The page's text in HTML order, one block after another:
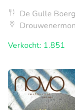
De Gulle
Verkocht: 1.851